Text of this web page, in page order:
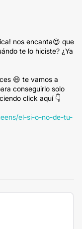
nos encanta😍 que
te lo hiciste? ¿Ya
😄 te vamos a
conseguirlo solo
click aquí 👇
el-si-o-no-de-tu-